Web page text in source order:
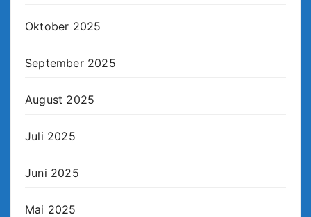
Oktober 2025
September 2025
August 2025
Juli 2025
Juni 2025
Mai 2025